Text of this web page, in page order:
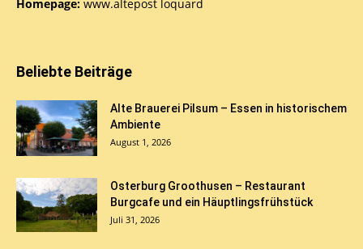
Homepage: www.altepost loquard
Beliebte Beiträge
Alte Brauerei Pilsum – Essen in historischem
Ambiente
August 1, 2026
Osterburg Groothusen – Restaurant
Burgcafe und ein Häuptlingsfrühstück
Juli 31, 2026